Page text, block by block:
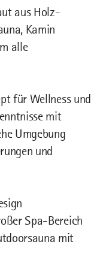
aus Holz-
Kamin
alle
für Wellness und
mit
Umgebung
und
Spa-Bereich
mit